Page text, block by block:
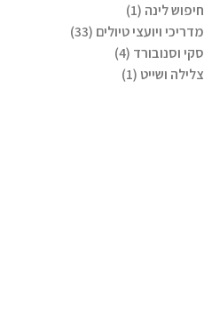
חיפוש לינה (1)
מדריכי ויועצי טיולים (33)
סקי וסנובורד (4)
צלילה ושייט (1)